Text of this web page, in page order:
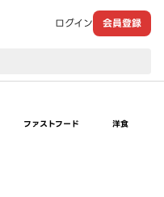
ログイン 会員登録
ファストフード 洋食